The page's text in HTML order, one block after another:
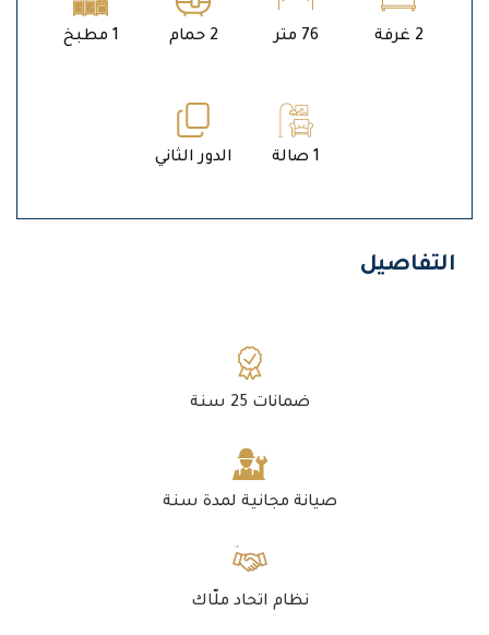
2 غرفة 76 متر 2 حمام 1 مطبخ
1 صالة الدور الثاني
التفاصيل
ضمانات 25 سنة
صيانة مجانية لمدة سنة
نظام اتحاد ملّاك